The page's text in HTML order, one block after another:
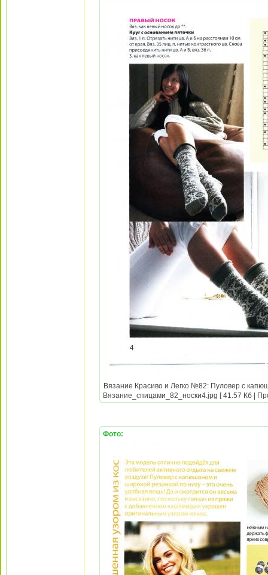
Вязание Красиво и Легко №82: Пуловер с
Вязание_спицами_82_носки4.jpg [ 41.57 Кб |
Фото: